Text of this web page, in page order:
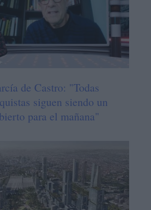
de Castro: "Todas
siguen siendo un
para el mañana"